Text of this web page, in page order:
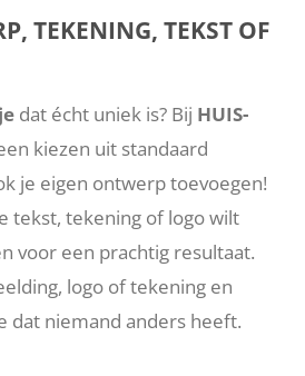
TEKENING, TEKST OF
dat écht uniek is? Bij HUIS-
kiezen uit standaard
je eigen ontwerp toevoegen!
tekst, tekening of logo wilt
voor een prachtig resultaat.
logo of tekening en
dat niemand anders heeft.